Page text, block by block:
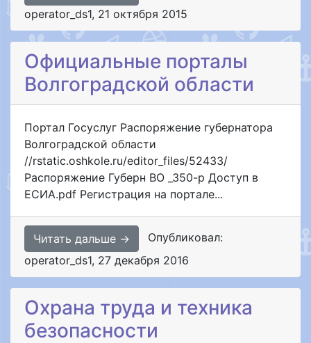
operator_ds1, 21 октября 2015
Официальные порталы
Волгоградской области
Портал Госуслуг Распоряжение губернатора
Волгоградской области
//rstatic.oshkole.ru/editor_files/52433/
Распоряжение Губерн ВО _350-р Доступ в
ЕСИА.pdf Регистрация на портале...
Читать дальше →
Опубликовал:
operator_ds1, 27 декабря 2016
Охрана труда и техника
безопасности